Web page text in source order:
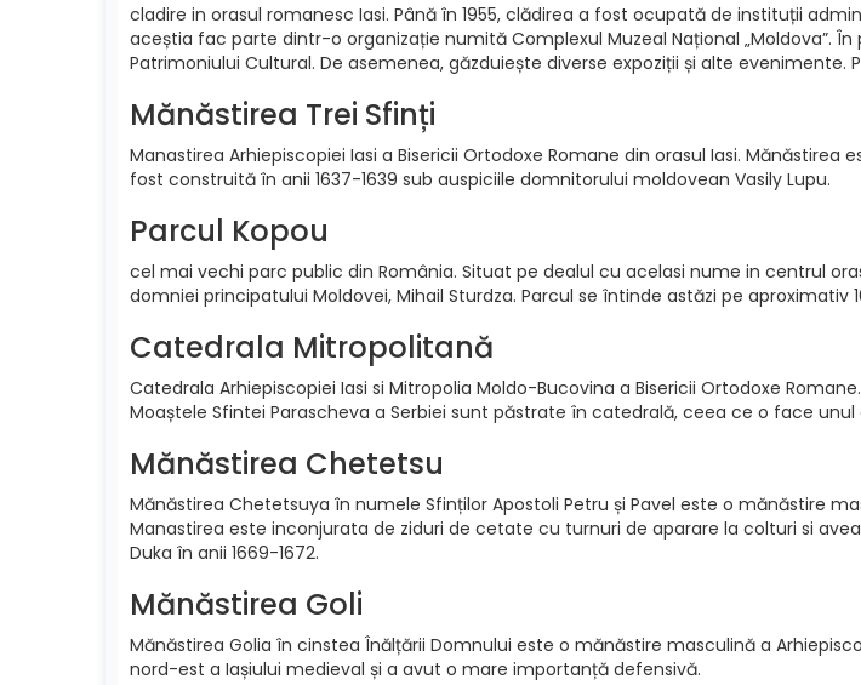
cladire in orasul romanesc Iasi. Până în 1955, clădirea a fost ocupată de instituții
aceștia fac parte dintr-o organizație numită Complexul Muzeal Național „Moldova”.
Patrimoniului Cultural. De asemenea, găzduiește diverse expoziții și alte
Mănăstirea Trei Sfinți
Manastirea Arhiepiscopiei Iasi a Bisericii Ortodoxe Romane din orasul Iasi. Mănăstirea
fost construită în anii 1637-1639 sub auspiciile domnitorului moldovean Vasily Lupu.
Parcul Kopou
cel mai vechi parc public din România. Situat pe dealul cu acelasi nume in centrul
domniei principatului Moldovei, Mihail Sturdza. Parcul se întinde astăzi pe
Catedrala Mitropolitană
Catedrala Arhiepiscopiei Iasi si Mitropolia Moldo-Bucovina a Bisericii Ortodoxe
Moaștele Sfintei Parascheva a Serbiei sunt păstrate în catedrală, ceea ce o face
Mănăstirea Chetetsu
Mănăstirea Chetetsuya în numele Sfinților Apostoli Petru și Pavel este o mănăstire
Manastirea este inconjurata de ziduri de cetate cu turnuri de aparare la colturi si
Duka în anii 1669-1672.
Mănăstirea Goli
Mănăstirea Golia în cinstea Înălțării Domnului este o mănăstire masculină a
nord-est a Iașiului medieval și a avut o mare importanță defensivă.